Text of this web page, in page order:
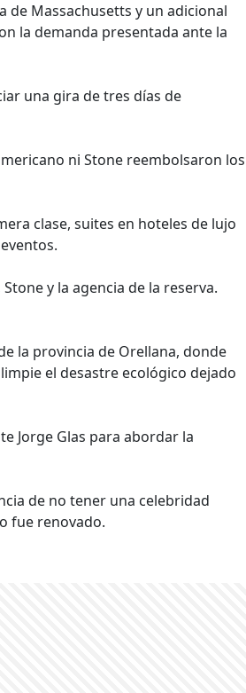
de Massachusetts y un adicional
la demanda presentada ante la
una gira de tres días de
ni Stone reembolsaron los
clase, suites en hoteles de lujo
y la agencia de la reserva.
la provincia de Orellana, donde
el desastre ecológico dejado
Jorge Glas para abordar la
de no tener una celebridad
fue renovado.